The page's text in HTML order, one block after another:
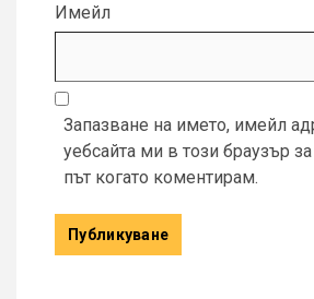
Имейл
Запазване на името, имейл
уебсайта ми в този браузър
път когато коментирам.